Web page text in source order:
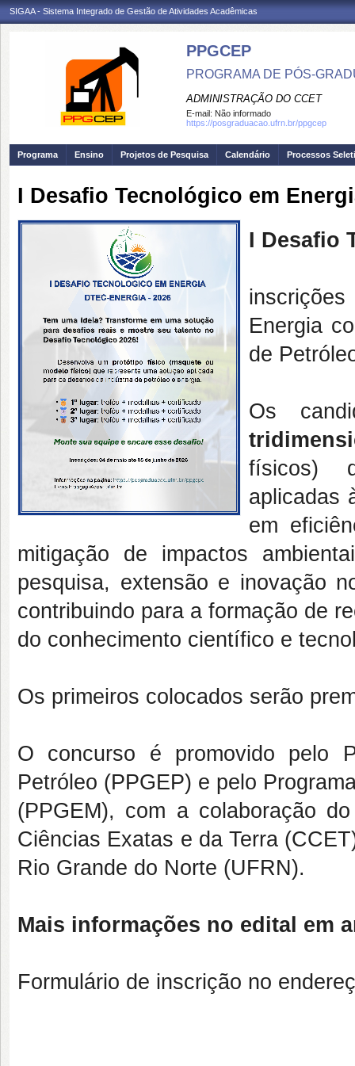
SIGAA - Sistema Integrado de Gestão de Atividades Acadêmicas
PPGCEP
PROGRAMA DE PÓS-
ADMINISTRAÇÃO DO CCET
E-mail: Não informado
https://posgraduacao.ufrn.br/ppgcep
Programa Ensino Projetos de Pesquisa Calendário Processos
I Desafio Tecnológico em
I Desafio
Energia
de
Os
físicos)
aplicadas
em
mitigação de impactos
pesquisa, extensão e inovação
contribuindo para a formação de
do conhecimento científico e
Os primeiros colocados serão
O concurso é promovido pelo
Petróleo (PPGEP) e pelo
(PPGEM), com a colaboração
Ciências Exatas e da Terra
Rio Grande do Norte (UFRN).
Mais informações no edital em
Formulário de inscrição no